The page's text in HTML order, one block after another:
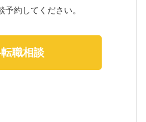
約してください。
職相談